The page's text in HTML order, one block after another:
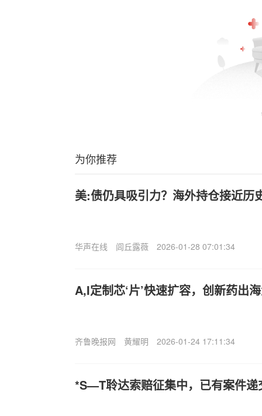
为你推荐
美:债仍具吸引力？海外持仓接近历
华声在线 闾丘露薇 2026-01-28 07:01:34
A,I定制芯‘片’快速扩容，创新药出
齐鲁晚报网 黄耀明 2026-01-24 17:11:34
*S—T聆达索赔征集中，已有案件递